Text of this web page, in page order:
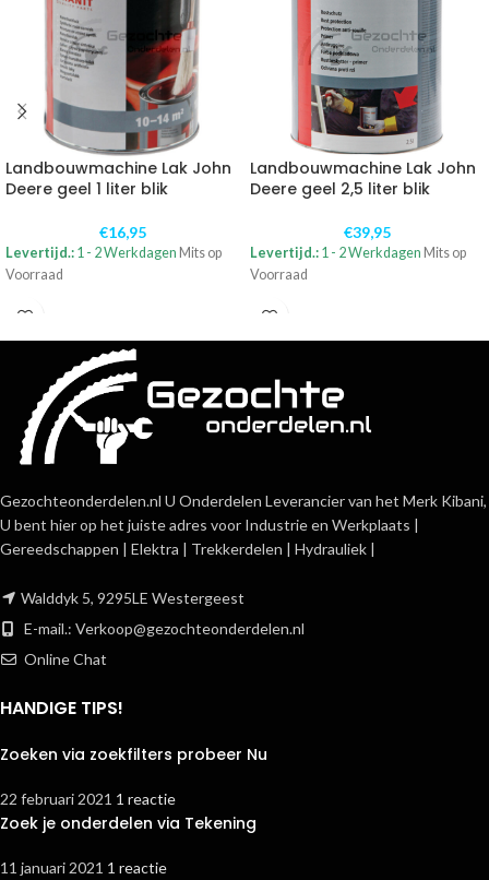
Landbouwmachine Lak John
Deere geel 1 liter blik
€16,95
Levertijd.: 1 - 2 Werkdagen Mits op
Voorraad
Landbouwmachine Lak John
Deere geel 2,5 liter blik
€39,95
Levertijd.: 1 - 2 Werkdagen Mits op
Voorraad
Gezochteonderdelen.nl U Onderdelen Leverancier van het Merk Kibani,
U bent hier op het juiste adres voor Industrie en Werkplaats |
Gereedschappen | Elektra | Trekkerdelen | Hydrauliek |
Walddyk 5, 9295LE Westergeest
E-mail.: Verkoop@gezochteonderdelen.nl
Online Chat
HANDIGE TIPS!
Zoeken via zoekfilters probeer Nu
22 februari 2021 1 reactie
Zoek je onderdelen via Tekening
11 januari 2021 1 reactie